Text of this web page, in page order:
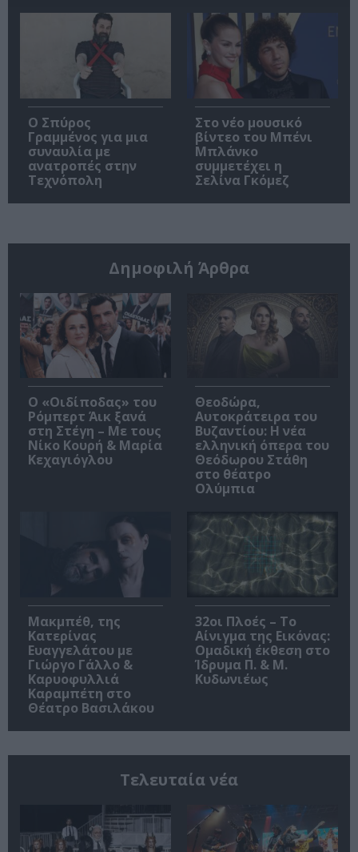
Ο Σπύρος
Γραμμένος για μια
συναυλία με
ανατροπές στην
Τεχνόπολη
Στο νέο μουσικό
βίντεο του Μπένι
Μπλάνκο
συμμετέχει η
Σελίνα Γκόμεζ
Δημοφιλή Άρθρα
O «Οιδίποδας» του
Ρόμπερτ Άικ ξανά
στη Στέγη – Με τους
Νίκο Κουρή & Μαρία
Κεχαγιόγλου
Θεοδώρα,
Αυτοκράτειρα του
Βυζαντίου: Η νέα
ελληνική όπερα του
Θεόδωρου Στάθη
στο θέατρο
Ολύμπια
Μακμπέθ, της
Κατερίνας
Ευαγγελάτου με
Γιώργο Γάλλο &
Καρυοφυλλιά
Καραμπέτη στο
Θέατρο Βασιλάκου
32οι Πλοές – Το
Αίνιγμα της Εικόνας:
Ομαδική έκθεση στο
Ίδρυμα Π. & Μ.
Κυδωνιέως
Τελευταία νέα